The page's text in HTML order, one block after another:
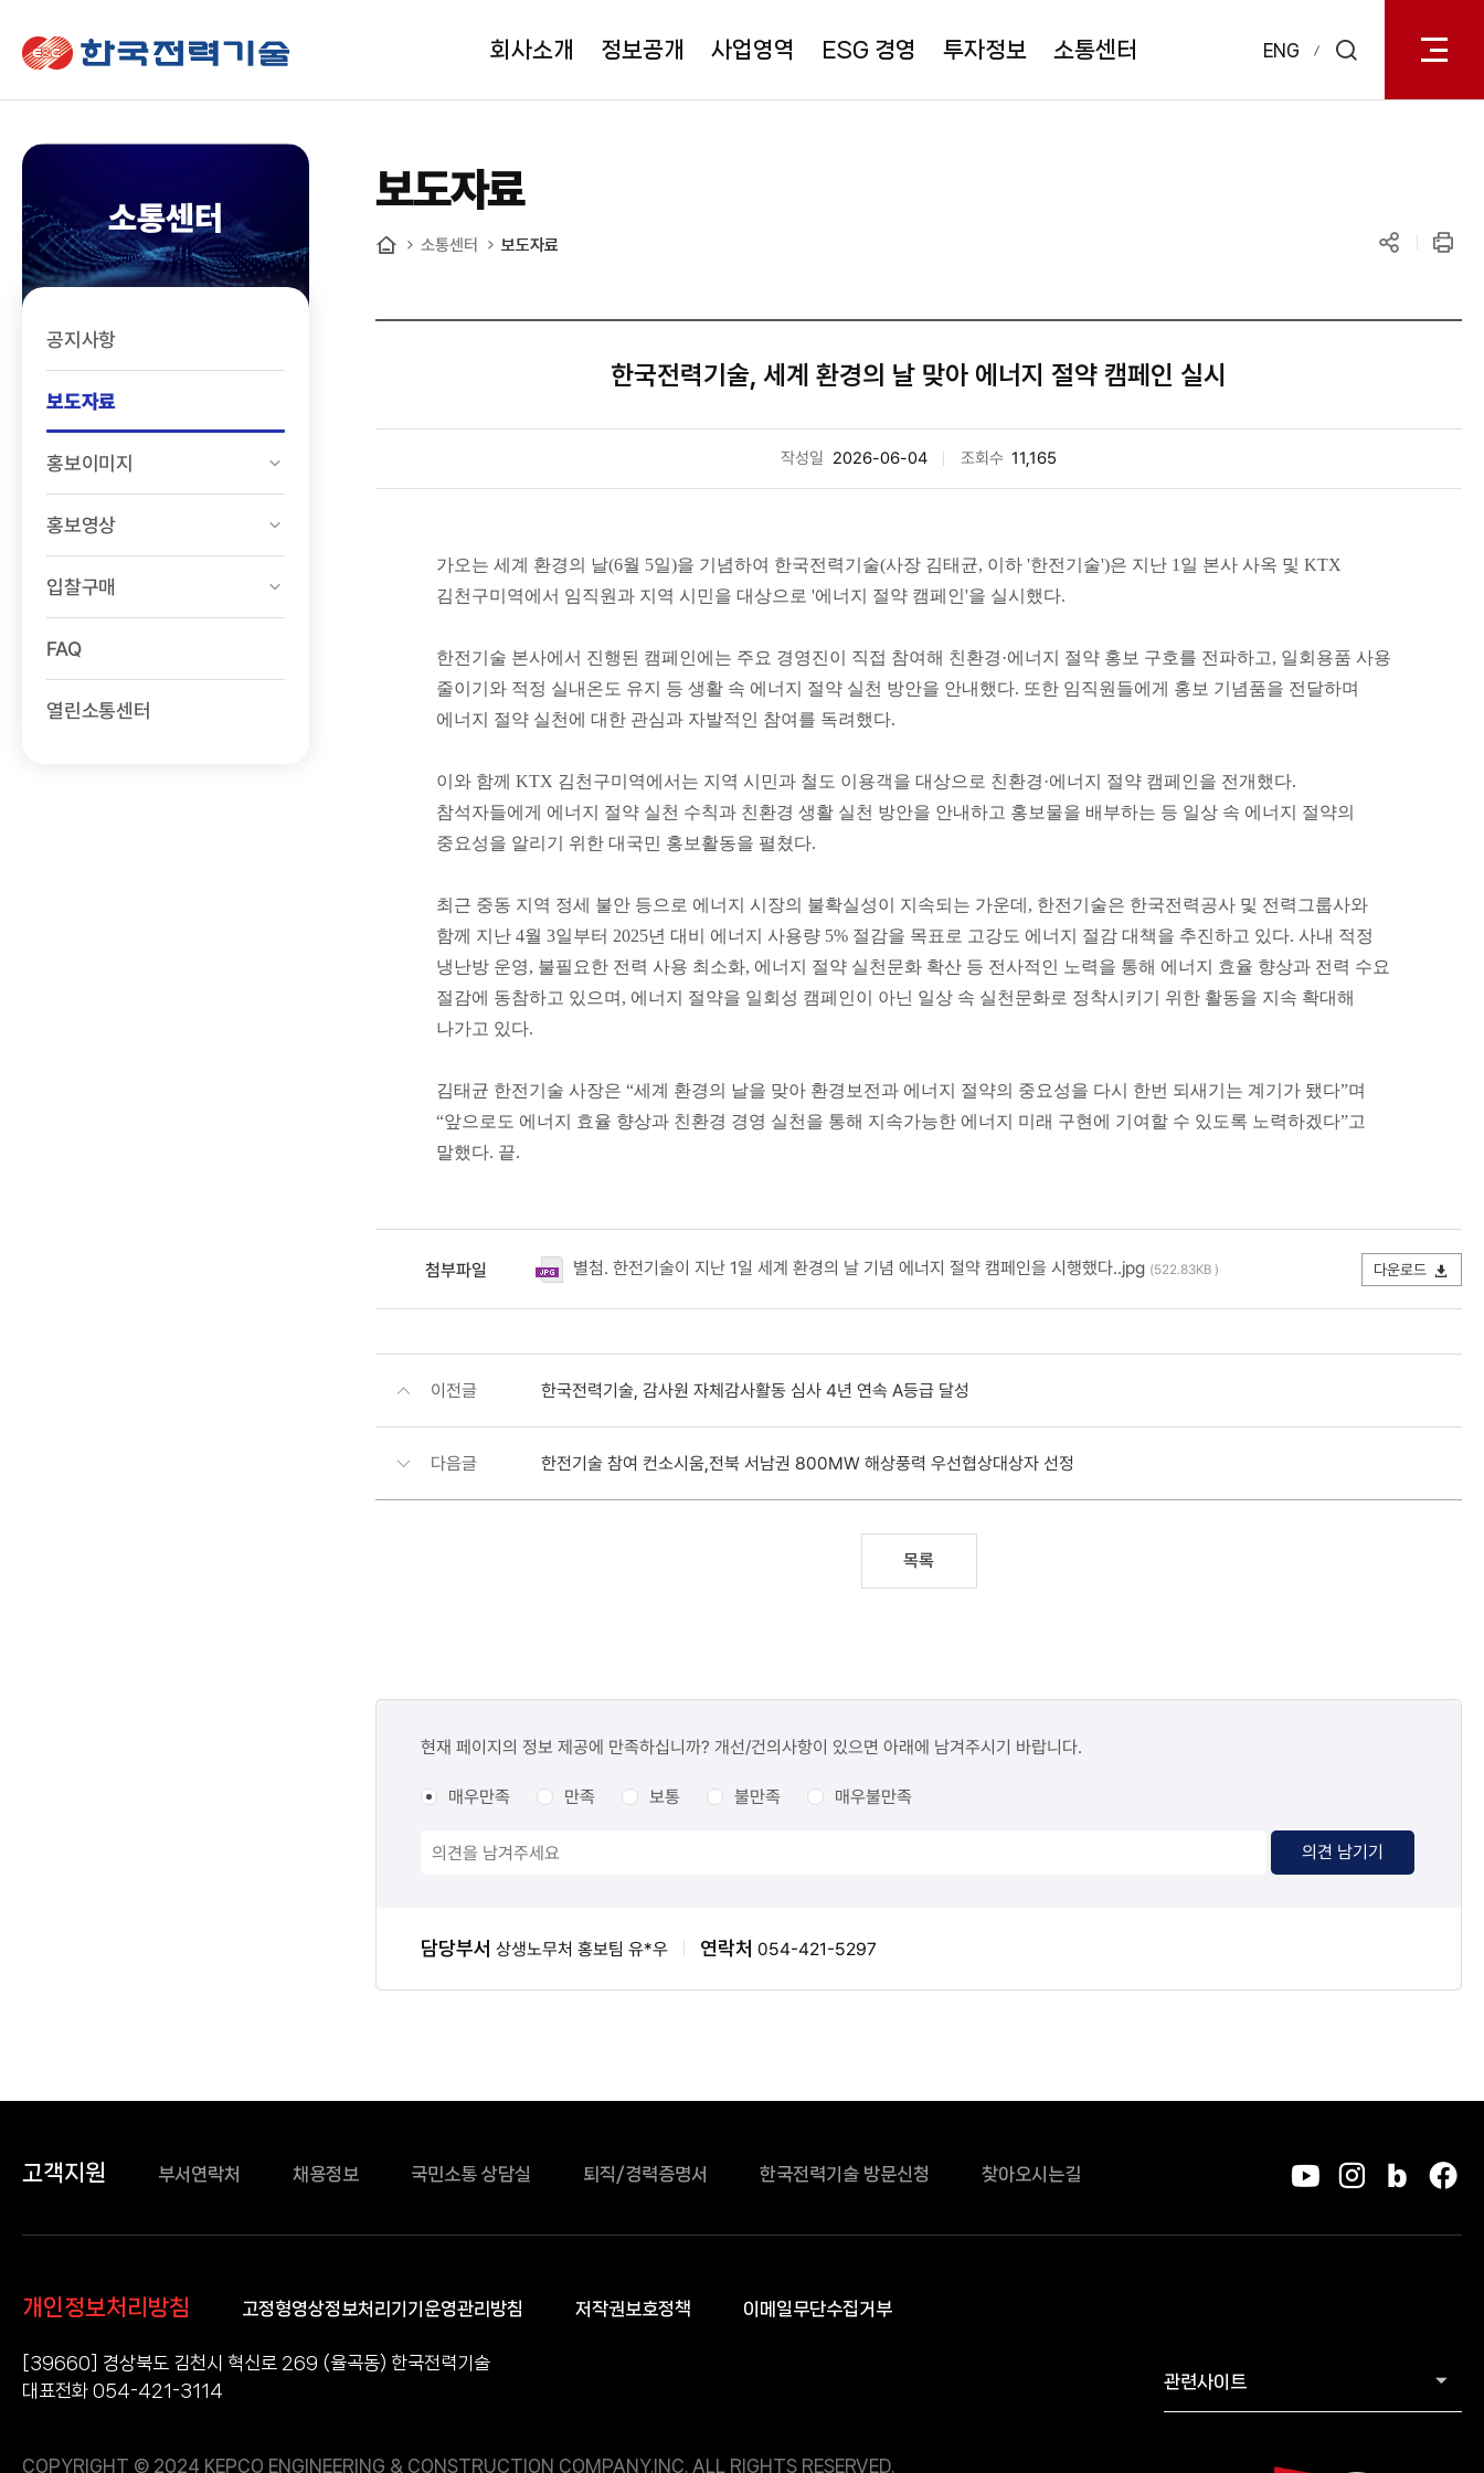
한국전력기술
회사소개 정보공개 사업영역 ESG 경영 투자정보 소통센터 ENG
열기
소통센터
공지사항
보도자료
홍보이미지
홍보영상
입찰구매
FAQ
열린소통센터
보도자료
소통센터 보도자료
한국전력기술, 세계 환경의 날 맞아 에너지 절약 캠페인 실시
작성일 2026-06-04 조회수 11,165
가오는 세계 환경의 날(6월 5일)을 기념하여 한국전력기술(사장 김태균, 이하 '한전기술')은 지난 1일 본사 사옥 및 KTX
김천구미역에서 임직원과 지역 시민을 대상으로 '에너지 절약 캠페인'을 실시했다.
한전기술 본사에서 진행된 캠페인에는 주요 경영진이 직접 참여해 친환경·에너지 절약 홍보 구호를 전파하고, 일회용품 사용
줄이기와 적정 실내온도 유지 등 생활 속 에너지 절약 실천 방안을 안내했다. 또한 임직원들에게 홍보 기념품을 전달하며
에너지 절약 실천에 대한 관심과 자발적인 참여를 독려했다.
이와 함께 KTX 김천구미역에서는 지역 시민과 철도 이용객을 대상으로 친환경·에너지 절약 캠페인을 전개했다.
참석자들에게 에너지 절약 실천 수칙과 친환경 생활 실천 방안을 안내하고 홍보물을 배부하는 등 일상 속 에너지 절약의
중요성을 알리기 위한 대국민 홍보활동을 펼쳤다.
최근 중동 지역 정세 불안 등으로 에너지 시장의 불확실성이 지속되는 가운데, 한전기술은 한국전력공사 및 전력그룹사와
함께 지난 4월 3일부터 2025년 대비 에너지 사용량 5% 절감을 목표로 고강도 에너지 절감 대책을 추진하고 있다. 사내 적정
냉난방 운영, 불필요한 전력 사용 최소화, 에너지 절약 실천문화 확산 등 전사적인 노력을 통해 에너지 효율 향상과 전력 수요
절감에 동참하고 있으며, 에너지 절약을 일회성 캠페인이 아닌 일상 속 실천문화로 정착시키기 위한 활동을 지속 확대해
나가고 있다.
김태균 한전기술 사장은 “세계 환경의 날을 맞아 환경보전과 에너지 절약의 중요성을 다시 한번 되새기는 계기가 됐다”며
“앞으로도 에너지 효율 향상과 친환경 경영 실천을 통해 지속가능한 에너지 미래 구현에 기여할 수 있도록 노력하겠다”고
말했다. 끝.
첨부파일 별첨. 한전기술이 지난 1일 세계 환경의 날 기념 에너지 절약 캠페인을 시행했다..jpg (522.83KB ) 다운로드
이전글 한국전력기술, 감사원 자체감사활동 심사 4년 연속 A등급 달성
다음글 한전기술 참여 컨소시움,전북 서남권 800MW 해상풍력 우선협상대상자 선정
목록
만족도현재 페이지의 정보 제공에 만족하십니까? 개선/건의사항이 있으면 아래에 남겨주시기 바랍니다.
매우만족 만족 보통 불만족 매우불만족
의견 남기기
담당자
담당부서 상생노무처 홍보팀 유*우 연락처 054-421-5297
고객지원 부서연락처 채용정보 국민소통 상담실 퇴직/경력증명서 한국전력기술 방문신청 찾아오시는길
유튜브인스타그
블로그
페
개인정보처리방침 고정형영상정보처리기기운영관리방침 저작권보호정책 이메일무단수집거부
관련사이트
[39660] 경상북도 김천시 혁신로 269 (율곡동) 한국전력기술
대표전화 054-421-3114
COPYRIGHT © 2024 KEPCO ENGINEERING & CONSTRUCTION COMPANY.INC. ALL RIGHTS RESERVED.